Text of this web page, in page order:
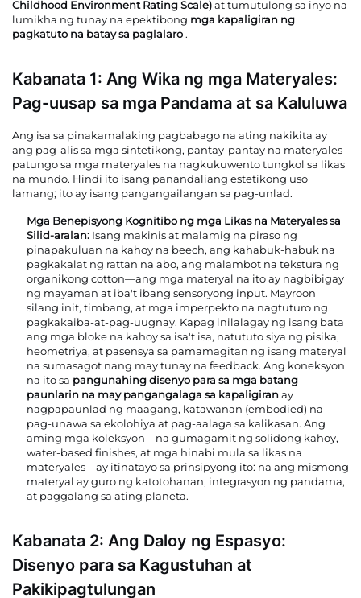
Childhood Environment Rating Scale)at tumutulong sa inyo na
lumikha ng tunay na epektibong mga kapaligiran ng
pagkatuto na batay sa paglalaro .
Kabanata 1: Ang Wika ng mga Materyales:
Pag-uusap sa mga Pandama at sa Kaluluwa
Ang isa sa pinakamalaking pagbabago na ating nakikita ay
ang pag-alis sa mga sintetikong, pantay-pantay na materyales
patungo sa mga materyales na nagkukuwento tungkol sa likas
na mundo. Hindi ito isang panandaliang estetikong uso
lamang; ito ay isang pangangailangan sa pag-unlad.
Mga Benepisyong Kognitibo ng mga Likas na Materyales sa
Silid-aralan: Isang makinis at malamig na piraso ng
pinapakuluan na kahoy na beech, ang kahabuk-habuk na
pagkakalat ng rattan na abo, ang malambot na tekstura ng
organikong cotton—ang mga materyal na ito ay nagbibigay
ng mayaman at iba't ibang sensoryong input. Mayroon
silang init, timbang, at mga imperpekto na nagtuturo ng
pagkakaiba-at-pag-uugnay. Kapag inilalagay ng isang bata
ang mga bloke na kahoy sa isa't isa, natututo siya ng pisika,
heometriya, at pasensya sa pamamagitan ng isang materyal
na sumasagot nang may tunay na feedback. Ang koneksyon
na ito sa pangunahing disenyo para sa mga batang
paunlarin na may pangangalaga sa kapaligiranay
nagpapaunlad ng maagang, katawanan (embodied) na
pag-unawa sa ekolohiya at pag-aalaga sa kalikasan. Ang
aming mga koleksyon—na gumagamit ng solidong kahoy,
water-based finishes, at mga hinabi mula sa likas na
materyales—ay itinatayo sa prinsipyong ito: na ang mismong
materyal ay guro ng katotohanan, integrasyon ng pandama,
at paggalang sa ating planeta.
Kabanata 2: Ang Daloy ng Espasyo:
Disenyo para sa Kagustuhan at
Pakikipagtulungan